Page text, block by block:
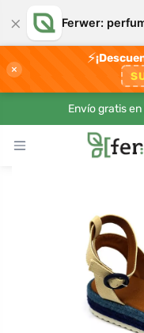
× Ferwer:
×
⚡
Envío gratis